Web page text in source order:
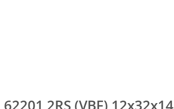
62201 2RS (VBF) 12x32x14